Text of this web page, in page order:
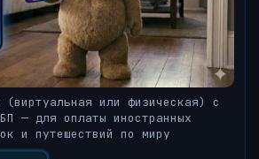
(виртуальная или физическая) с
— для оплаты иностранных
и путешествий по миру